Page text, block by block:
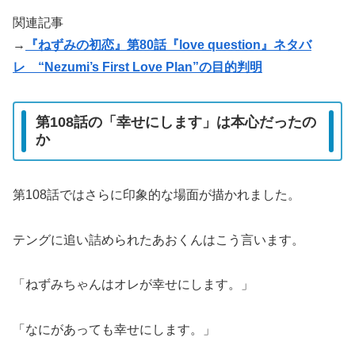
関連記事
→
『ねずみの初恋』第80話『love question』ネタバ
レ “Nezumi’s First Love Plan”の目的判明
第108話の「幸せにします」は本心だったの
か
第108話ではさらに印象的な場面が描かれました。
テングに追い詰められたあおくんはこう言います。
「ねずみちゃんはオレが幸せにします。」
「なにがあっても幸せにします。」